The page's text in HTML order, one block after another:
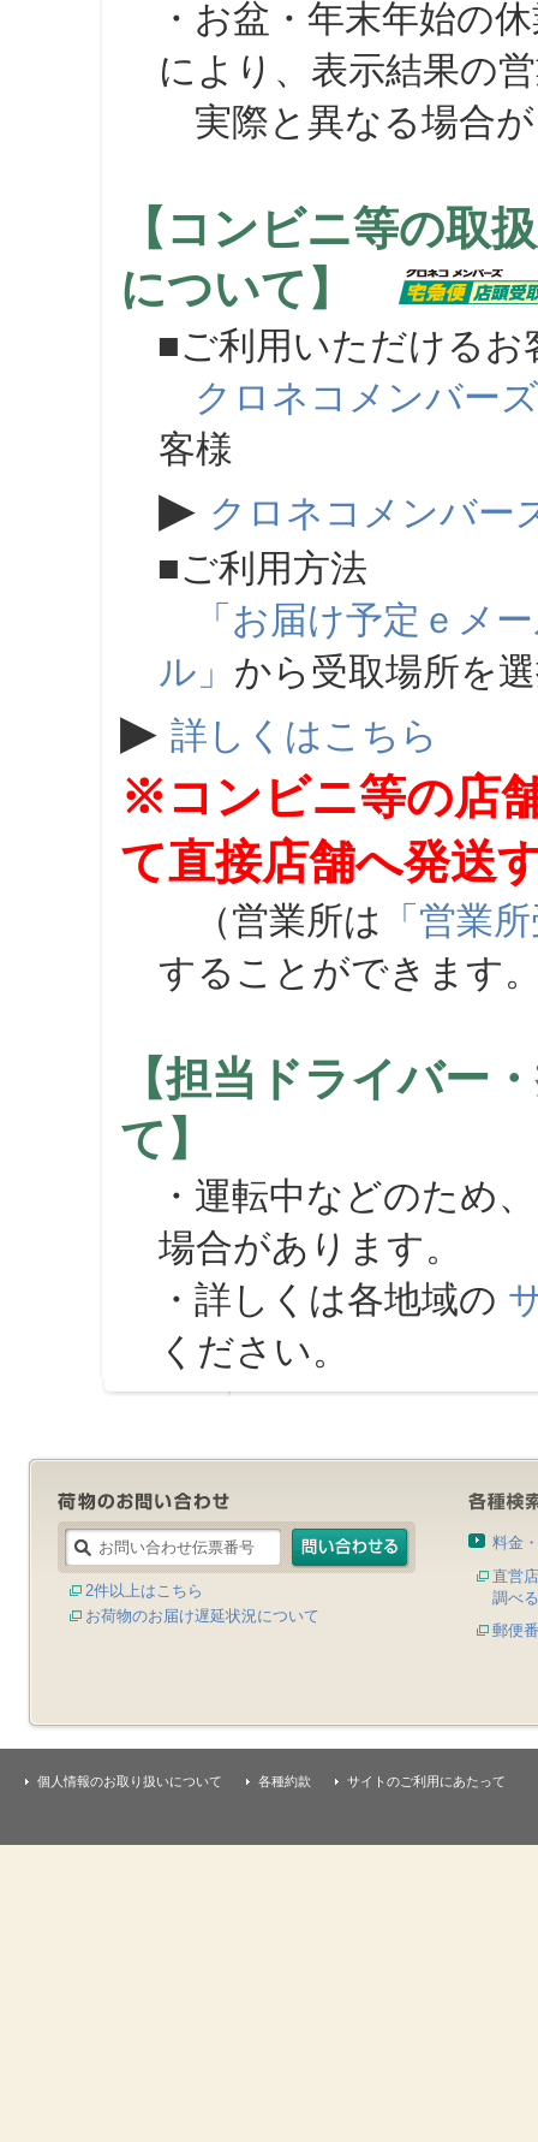
・お盆・年末年始の
により、表示結果の
実際と異なる場合が
【コンビニ等の取
について】
■ご利用いただけるお
クロネコメンバーズ
客様
▶ クロネコメンバー
■ご利用方法
「お届け予定ｅメ
ル」 から受取場所を
▶ 詳しくはこちら
※コンビニ等の店
て直接店舗へ発送
（営業所は 「営業
することができます
【担当ドライバー
て】
・運転中などのため
場合があります。
・詳しくは各地域の
ください。
2件以上はこちら
お荷物のお届け遅延状況について
料金
直営
調べる
郵便
個人情報のお取り扱いについて 各種約款 サイトのご利用にあたって